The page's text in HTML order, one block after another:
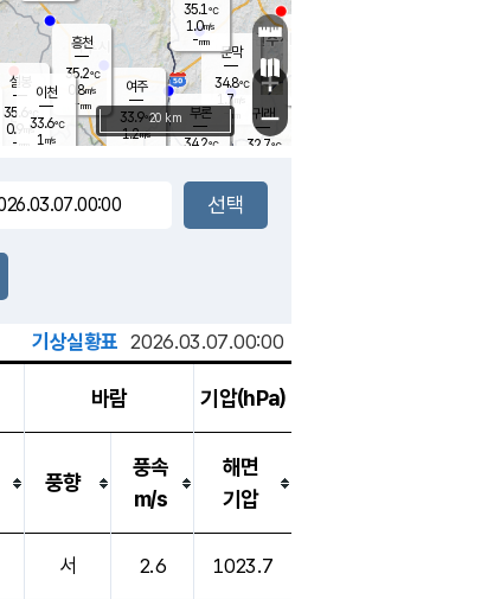
문막
34.8℃
1.7m/s
mm
부론
34.2℃
여주
33.9℃
1.2m/s
35.1℃
1.0m/s
-mm
장호원
흥천
35.2℃
0.8m/s
-mm
설봉
35.6
0.9 m/s
- mm
귀래
32.7℃
이천
33.6℃
1 m/s
+
−
20 km
기상실황표 2026.03.07.00:00
바람 기압(hPa)
풍향
풍속
m/s
해면
기압
서 2.6 1023.7